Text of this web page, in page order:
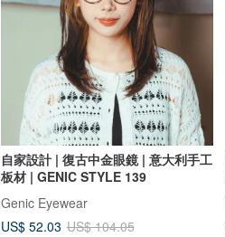
自家設計 | 復古中金眼鏡 | 意大利手工
板材 | GENIC STYLE 139
Genic Eyewear
US$ 52.03 US$ 104.05